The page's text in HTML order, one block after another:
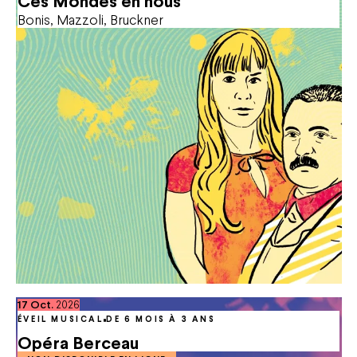
Bonis, Mazzoli, Bruckner
Opéra Berceau
ÉVEIL MUSICAL DE 6 MOIS À 3 ANS
17 octobre
Oct. 2026
Location d'espaces
FAQ